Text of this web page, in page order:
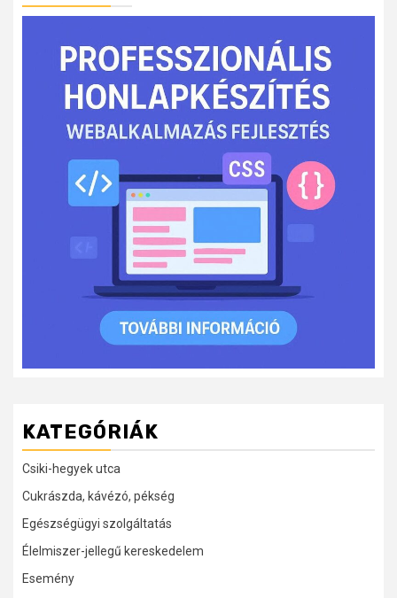
KATEGÓRIÁK
Csiki-hegyek utca
Cukrászda, kávézó, pékség
Egészségügyi szolgáltatás
Élelmiszer-jellegű kereskedelem
Esemény